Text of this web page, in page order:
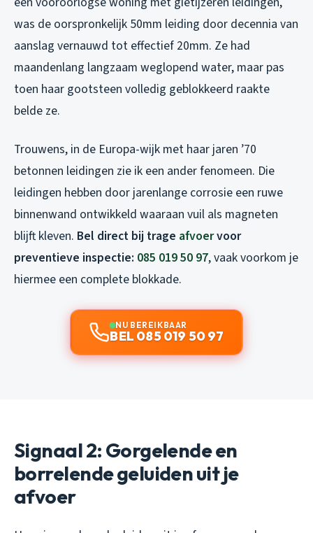
was de oorspronkelijk 50mm leiding door decennia van
aanslag vernauwd tot effectief 20mm. Ze had
maandenlang langzaam weglopend water, maar pas
toen haar gootsteen volledig geblokkeerd raakte
belde ze.
Trouwens, in de Europa-wijk met haar jaren ’70
betonnen leidingen zie ik een ander fenomeen. Die
leidingen hebben door jarenlange corrosie een ruwe
binnenwand ontwikkeld waaraan vuil als magneten
blijft kleven. Bel direct bij trage afvoervoor
preventieve inspectie: 085 019 50 97, vaak voorkom je
hiermee een complete blokkade.
NU BEREIKBAAR
BEL 085 019 50 97
Signaal 2: Gorgelende en
borrelende geluiden uit je
afvoer